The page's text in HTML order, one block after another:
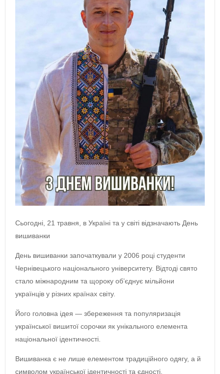
Сьогодні, 21 травня, в Україні та у світі відзначають День
вишиванки
День вишиванки започаткували у 2006 році студенти
Чернівецького національного університету. Відтоді свято
стало міжнародним та щороку об’єднує мільйони
українців у різних країнах світу.
Його головна ідея — збереження та популяризація
української вишитої сорочки як унікального елемента
національної ідентичності.
Вишиванка є не лише елементом традиційного одягу, а й
символом української ідентичності та єдності.